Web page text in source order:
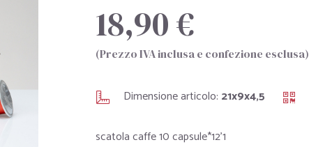
18,90 €
(Prezzo IVA inclusa e confezione esclusa)
Dimensione articolo: 21x9x4,5
scatola caffe 10 capsule*12'1